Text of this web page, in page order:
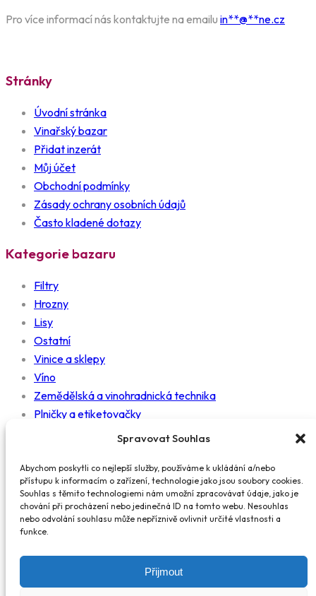
Spravovat Souhlas
Abychom poskytli co nejlepší služby, používáme k ukládání a/nebo
přístupu k informacím o zařízení, technologie jako jsou soubory cookies.
Souhlas s těmito technologiemi nám umožní zpracovávat údaje, jako je
chování při procházení nebo jedinečná ID na tomto webu. Nesouhlas
nebo odvolání souhlasu může nepříznivě ovlivnit určité vlastnosti a
funkce.
Přijmout
Pro více informací nás kontaktujte na emailu in**@**ne.cz
Stránky
Úvodní stránka
Vinařský bazar
Přidat inzerát
Můj účet
Obchodní podmínky
Zásady ochrany osobních údajů
Často kladené dotazy
Kategorie bazaru
Filtry
Hrozny
Lisy
Ostatní
Vinice a sklepy
Víno
Zemědělská a vinohradnická technika
Plničky a etiketovačky
Čerpadla
Práce
Diskuzní fórum
Kontakty